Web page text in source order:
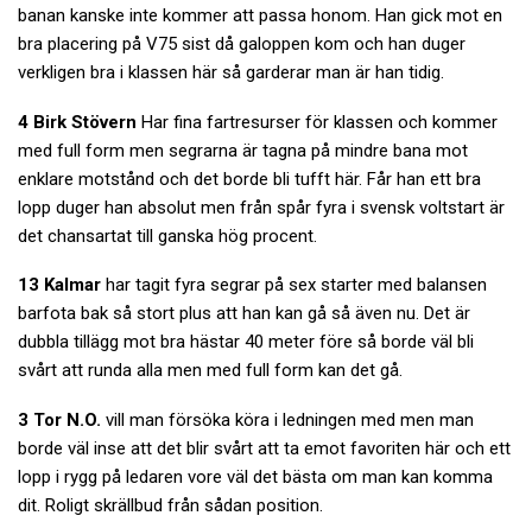
banan kanske inte kommer att passa honom. Han gick mot en
bra placering på V75 sist då galoppen kom och han duger
verkligen bra i klassen här så garderar man är han tidig.
4 Birk Stövern Har fina fartresurser för klassen och kommer
med full form men segrarna är tagna på mindre bana mot
enklare motstånd och det borde bli tufft här. Får han ett bra
lopp duger han absolut men från spår fyra i svensk voltstart är
det chansartat till ganska hög procent.
13 Kalmar har tagit fyra segrar på sex starter med balansen
barfota bak så stort plus att han kan gå så även nu. Det är
dubbla tillägg mot bra hästar 40 meter före så borde väl bli
svårt att runda alla men med full form kan det gå.
3 Tor N.O. vill man försöka köra i ledningen med men man
borde väl inse att det blir svårt att ta emot favoriten här och ett
lopp i rygg på ledaren vore väl det bästa om man kan komma
dit. Roligt skrällbud från sådan position.